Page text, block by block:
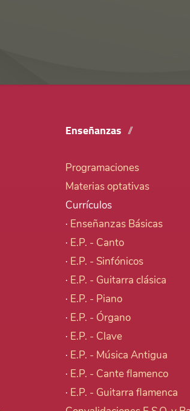
Enseñanzas
Programaciones
Materias optativas
Currículos
· Enseñanzas Básicas
· E.P. - Canto
· E.P. - Sinfónicos
· E.P. - Guitarra clásica
· E.P. - Piano
· E.P. - Órgano
· E.P. - Clave
· E.P. - Música Antigua
· E.P. - Cante flamenco
· E.P. - Guitarra flamenca